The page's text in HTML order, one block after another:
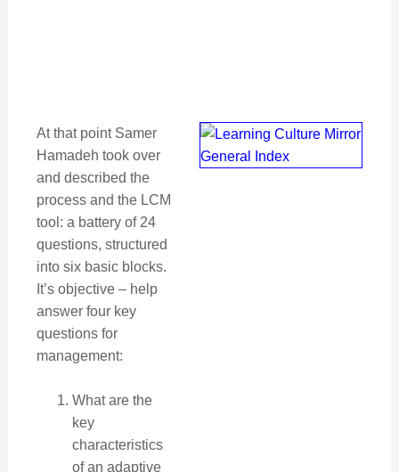
At that point Samer
Hamadeh took over
and described the
process and the LCM
tool: a battery of 24
questions, structured
into six basic blocks.
It’s objective – help
answer four key
questions for
management:
What are the
key
characteristics
of an adaptive